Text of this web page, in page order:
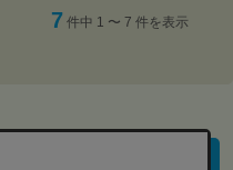
7 件中 1 〜 7 件を表示